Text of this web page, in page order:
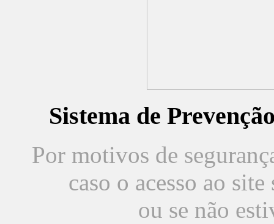
Sistema de
Por motivos de
caso o acesso ao
ou se não